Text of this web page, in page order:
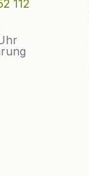
112